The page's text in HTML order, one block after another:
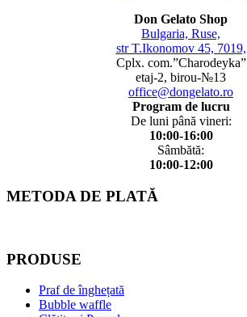
Don Gelato Shop
Bulgaria, Ruse,
str T.Ikonomov 45, 7019,
Cplx. com.”Charodeyka”
etaj-2, birou-№13
office@dongelato.ro
Program de lucru
De luni până vineri:
10:00-16:00
Sâmbătă:
10:00-12:00
METODA DE PLATĂ
PRODUSE
Praf de înghețată
Bubble waffle